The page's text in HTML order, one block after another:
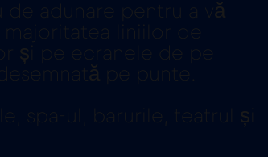
de adunare pentru a vă
liniilor de
și pe ecranele de pe
pe punte.
spa-ul, barurile, teatrul și